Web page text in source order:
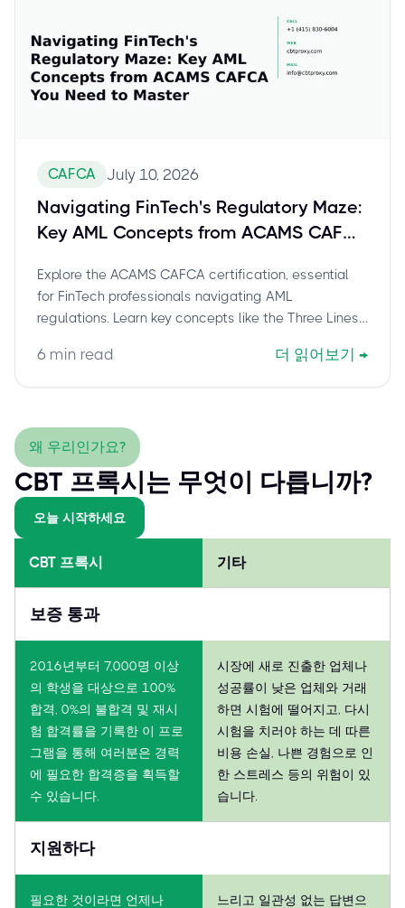
CAFCA July 10, 2026
Navigating FinTech's Regulatory Maze:
Key AML Concepts from ACAMS CAFCA
Explore the ACAMS CAFCA certification, essential
for FinTech professionals navigating AML
regulations. Learn key concepts like the Three Lines
compliance, all vital for scaling digital financial
services securely. This guide covers how CAFCA
within the dynamic FinTech landscape.
6 min read 더 읽어보기 →
왜 우리인가요?
CBT 프록시는 무엇이 다릅니까?
오늘 시작하세요
CBT 프록시 기타
보증 통과
2016년부터 7,000명 이상
의 학생을 대상으로 100%
합격, 0%의 불합격 및 재시
험 합격률을 기록한 이 프로
그램을 통해 여러분은 경력
에 필요한 합격증을 획득할
수 있습니다.
시장에 새로 진출한 업체나
성공률이 낮은 업체와 거래
하면 시험에 떨어지고, 다시
시험을 치러야 하는 데 따른
비용 손실, 나쁜 경험으로 인
한 스트레스 등의 위험이 있
습니다.
지원하다
필요한 것이라면 언제나
느리고 일관성 없는 답변으